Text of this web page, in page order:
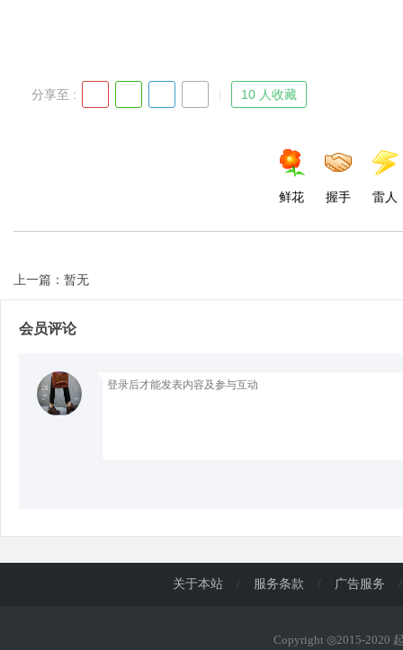
分享至 : 10 人收藏
鲜花 握手 雷人
上一篇：暂无
会员评论
关于本站 / 服务条款 / 广告服务 /
Copyright ◎2015-2020